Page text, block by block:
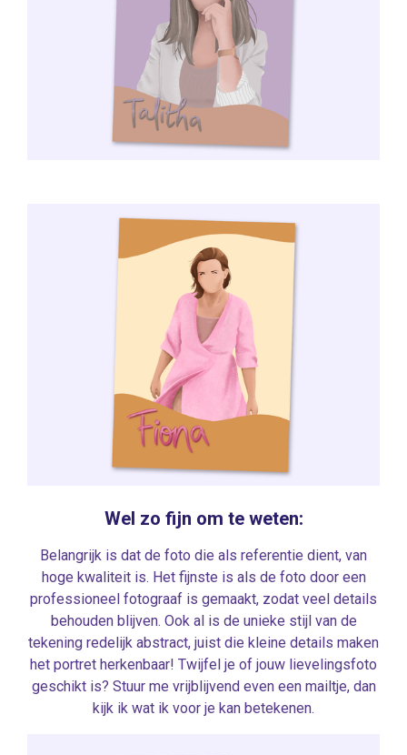
Wel zo fijn om te weten:
Belangrijk is dat de foto die als referentie dient, van
hoge kwaliteit is. Het fijnste is als de foto door een
professioneel fotograaf is gemaakt, zodat veel details
behouden blijven. Ook al is de unieke stijl van de
tekening redelijk abstract, juist die kleine details maken
het portret herkenbaar! Twijfel je of jouw lievelingsfoto
geschikt is? Stuur me vrijblijvend even een mailtje, dan
kijk ik wat ik voor je kan betekenen.